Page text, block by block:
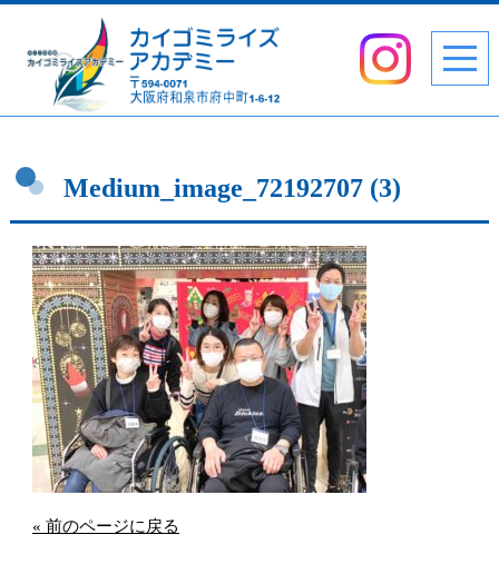
Medium_image_72192707 (3)
« 前のページに戻る